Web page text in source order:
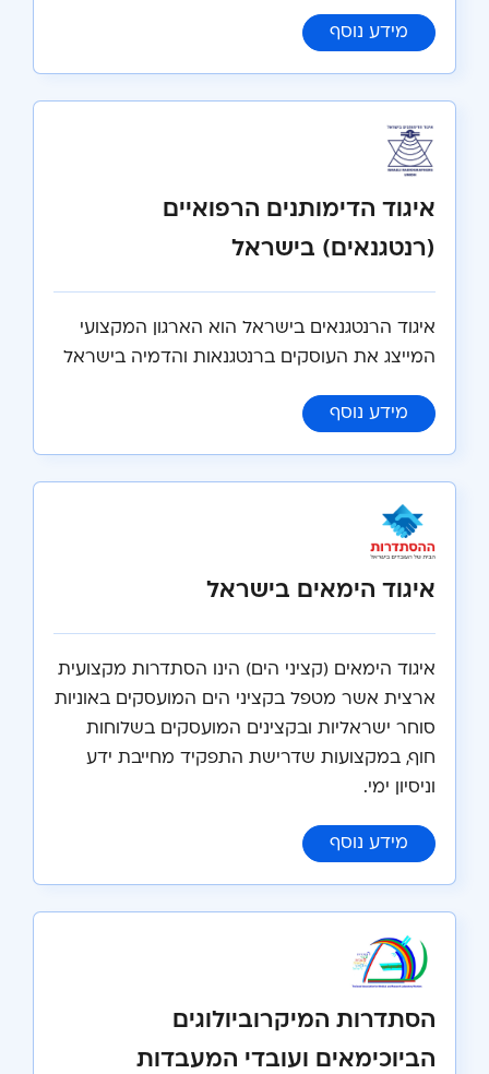
מידע נוסף
: הסתדרות הגמלאים
איגוד הדימותנים הרפואיים
(רנטגנאים) בישראל
איגוד הרנטגנאים בישראל הוא הארגון המקצועי
המייצג את העוסקים ברנטגנאות והדמיה בישראל
מידע נוסף
: איגוד הדימותנים הרפואיים (רנטגנאים)
איגוד הימאים בישראל
איגוד הימאים (קציני הים) הינו הסתדרות מקצועית
ארצית אשר מטפל בקציני הים המועסקים באוניות
סוחר ישראליות ובקצינים המועסקים בשלוחות
חוף, במקצועות שדרישת התפקיד מחייבת ידע
וניסיון ימי.
מידע נוסף
: איגוד הימאים בישראל
הסתדרות המיקרוביולוגים
הביוכימאים ועובדי המעבדות